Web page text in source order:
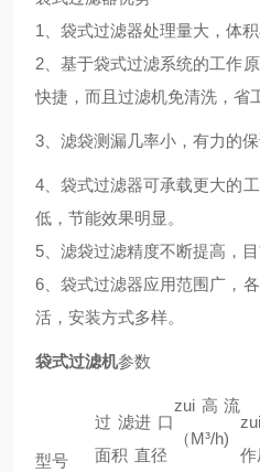
1、袋式过滤器处理量大，体积
2、基于袋式过滤系统的工作
快捷，而且过滤机免清洗，省
3、滤袋测漏几率小，有力的保
4、袋式过滤器可承载更大的
低，节能效果明显。
5、滤袋过滤精度不断提高，目
6、袋式过滤器应用范围广，
活，安装方式多样。
袋式过滤机参数
型号
过滤
面积
进口
直径
zui高流
（M³/h)
作